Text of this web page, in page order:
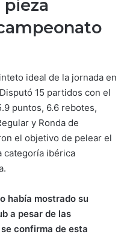
pieza
ideal de la jornada en
15 partidos con el
puntos, 6.6 rebotes,
y Ronda de
el objetivo de pelear el
categoría ibérica
había mostrado su
a pesar de las
confirma de esta